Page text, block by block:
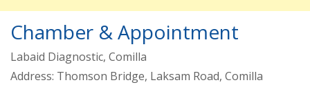
Chamber & Appointment
Labaid Diagnostic, Comilla
Address: Thomson Bridge, Laksam Road, Comilla